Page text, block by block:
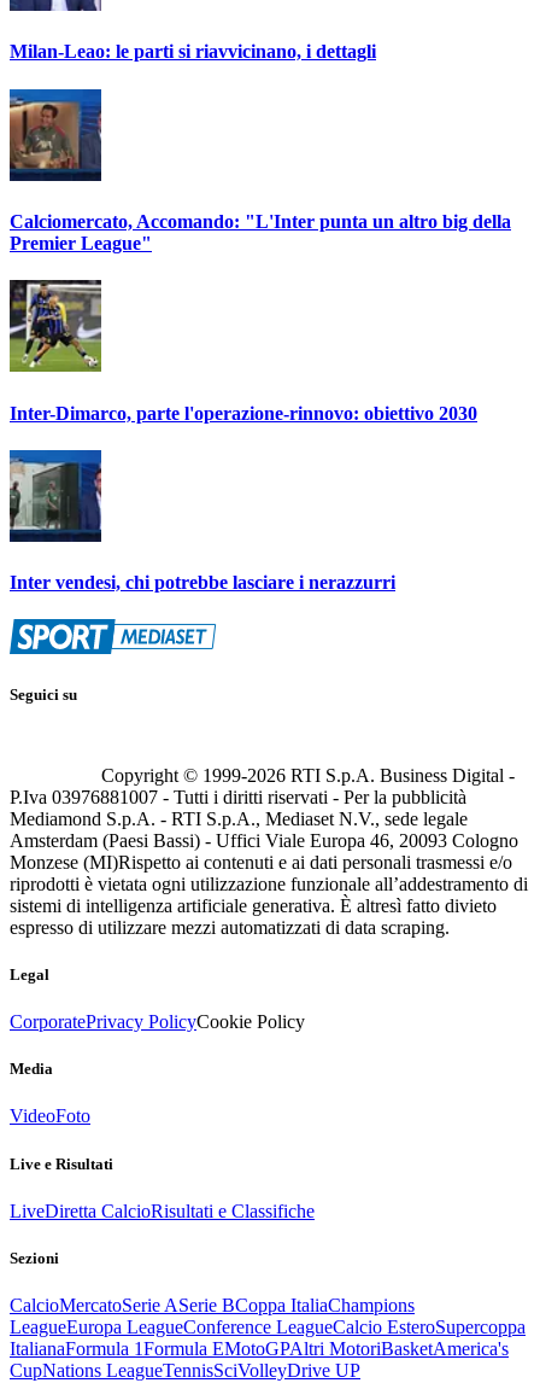
Milan-Leao: le parti si riavvicinano, i dettagli
Calciomercato, Accomando: "L'Inter punta un altro big della
Premier League"
Inter-Dimarco, parte l'operazione-rinnovo: obiettivo 2030
Inter vendesi, chi potrebbe lasciare i nerazzurri
Seguici su
Copyright © 1999-2026 RTI S.p.A. Business Digital -
P.Iva 03976881007 - Tutti i diritti riservati - Per la pubblicità
Mediamond S.p.A. - RTI S.p.A., Mediaset N.V., sede legale
Amsterdam (Paesi Bassi) - Uffici Viale Europa 46, 20093 Cologno
Monzese (MI)Rispetto ai contenuti e ai dati personali trasmessi e/o
riprodotti è vietata ogni utilizzazione funzionale all’addestramento di
sistemi di intelligenza artificiale generativa. È altresì fatto divieto
espresso di utilizzare mezzi automatizzati di data scraping.
Legal
CorporatePrivacy PolicyCookie Policy
Media
VideoFoto
Live e Risultati
LiveDiretta CalcioRisultati e Classifiche
Sezioni
CalcioMercatoSerie ASerie BCoppa ItaliaChampions
LeagueEuropa LeagueConference LeagueCalcio EsteroSupercoppa
ItalianaFormula 1Formula EMotoGPAltri MotoriBasketAmerica's
CupNations LeagueTennisSciVolleyDrive UP